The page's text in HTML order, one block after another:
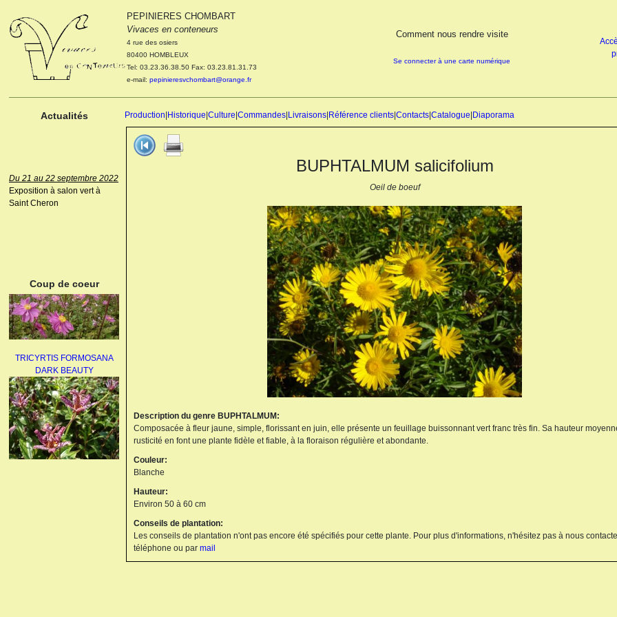
PEPINIERES CHOMBART
Vivaces en conteneurs
4 rue des osiers
80400 HOMBLEUX
Tel: 03.23.36.38.50 Fax: 03.23.81.31.73
e-mail: pepinieresvchombart@orange.fr
Comment nous rendre visite
Se connecter à une carte numérique
Actualités Production Historique Culture Commandes Livraisons Référence clients Contacts Catalogue Diaporama
Le 04 et 05 octobre 2022
Portes ouvertes de la
pépinière : Visite des
cultures, découverte des
nouveautés. Le rendez-vous
octobre 2022. Le mercredi 05
octobre 2022.
Du 21 au 22 septembre 2022
Exposition à salon vert à
Saint Cheron
Coup de coeur
TRICYRTIS FORMOSANA
DARK BEAUTY
BUPHTALMUM salicifolium
Oeil de boeuf
Description du genre BUPHTALMUM:
Composacée à fleur jaune, simple, florissant en juin, elle présente un feuillage buissonnant vert franc très fin. Sa hauteur
rusticité en font une plante fidèle et fiable, à la floraison régulière et abondante.
Couleur:
Blanche
Hauteur:
Environ 50 à 60 cm
Conseils de plantation:
Les conseils de plantation n'ont pas encore été spécifiés pour cette plante. Pour plus d'informations, n'hésitez pas à nous
téléphone ou par mail